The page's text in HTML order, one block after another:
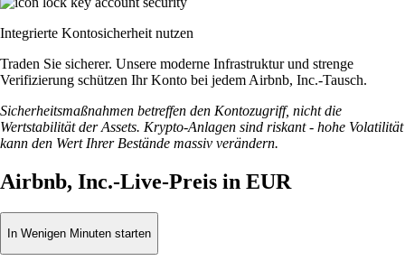
Integrierte Kontosicherheit nutzen
Traden Sie sicherer. Unsere moderne Infrastruktur und strenge
Verifizierung schützen Ihr Konto bei jedem Airbnb, Inc.-Tausch.
Sicherheitsmaßnahmen betreffen den Kontozugriff, nicht die
Wertstabilität der Assets. Krypto-Anlagen sind riskant - hohe Volatilität
kann den Wert Ihrer Bestände massiv verändern.
Airbnb, Inc.-Live-Preis in EUR
In Wenigen Minuten starten